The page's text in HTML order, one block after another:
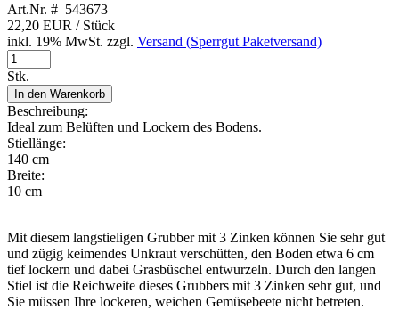
Art.Nr. # 543673
22,20 EUR / Stück
inkl. 19% MwSt. zzgl. Versand (Sperrgut Paketversand)
Stk.
In den Warenkorb
Beschreibung:
Ideal zum Belüften und Lockern des Bodens.
Stiellänge:
140 cm
Breite:
10 cm
Mit diesem langstieligen Grubber mit 3 Zinken können Sie sehr gut
und zügig keimendes Unkraut verschütten, den Boden etwa 6 cm
tief lockern und dabei Grasbüschel entwurzeln. Durch den langen
Stiel ist die Reichweite dieses Grubbers mit 3 Zinken sehr gut, und
Sie müssen Ihre lockeren, weichen Gemüsebeete nicht betreten.